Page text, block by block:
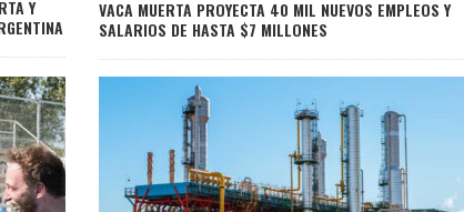
Y
VACA MUERTA PROYECTA 40 MIL NUEVOS EMPLEOS Y
SALARIOS DE HASTA $7 MILLONES